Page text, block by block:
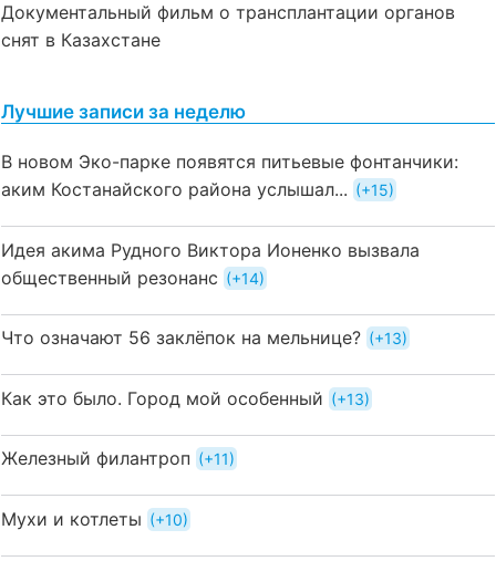
Документальный фильм о трансплантации органов
снят в Казахстане
Лучшие записи за неделю
В новом Эко-парке появятся питьевые фонтанчики:
аким Костанайского района услышал...
+15
Идея акима Рудного Виктора Ионенко вызвала
общественный резонанс
+14
Что означают 56 заклёпок на мельнице? +13
Как это было. Город мой особенный +13
Железный филантроп +11
Мухи и котлеты +10